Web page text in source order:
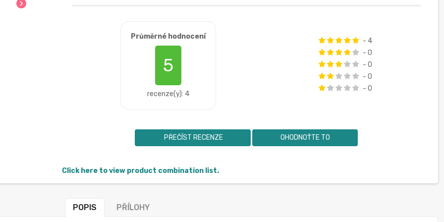
chevron_right
Průměrné hodnocení
5
recenze(y): 4
- 4
- 0
- 0
- 0
- 0
PŘEČÍST RECENZE OHODNOŤTE TO
Click here to view product combination list.
POPIS PŘÍLOHY